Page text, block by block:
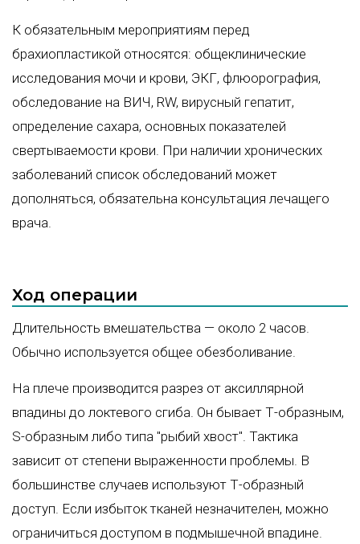
К обязательным мероприятиям перед
брахиопластикой относятся: общеклинические
исследования мочи и крови, ЭКГ, флюорография,
обследование на ВИЧ, RW, вирусный гепатит,
определение сахара, основных показателей
свертываемости крови. При наличии хронических
заболеваний список обследований может
дополняться, обязательна консультация лечащего
врача.
Ход операции
Длительность вмешательства — около 2 часов.
Обычно используется общее обезболивание.
На плече производится разрез от аксиллярной
впадины до локтевого сгиба. Он бывает Т-образным,
S-образным либо типа "рыбий хвост". Тактика
зависит от степени выраженности проблемы. В
большинстве случаев используют Т-образный
доступ. Если избыток тканей незначителен, можно
ограничиться доступом в подмышечной впадине.